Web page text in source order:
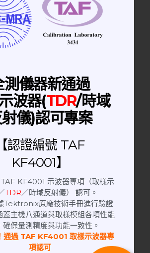
Tripod | 天線腳架
| 射頻微波同軸切換器
喇叭天線
棒
減器
| 網路分析儀
功率分配器
| 綜合分析儀
阻隔器
電纜
頻轉接頭
測儀器新通過
波器(TDR/時域
儀)認可專案
【認證編號 TAF
KF4001】
KF4001 示波器專項（取樣示
TDR／時域反射儀） 認可。
Tektronix原廠技術手冊進行驗證
蓋主機八通道與取樣模組各項性能
確保量測精度與功能一致性。
通過 TAF KF4001 取樣示波器專
項認可